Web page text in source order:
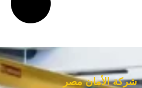
شركة الأمان مصر